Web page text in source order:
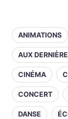
ANIMATIONS
AUX
CINÉMA
CONCERT
DANSE